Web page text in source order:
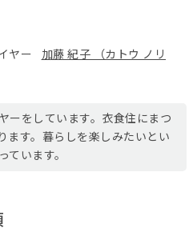
ヤー
加藤 紀子 （カトウ ノリ
ーをしています。衣食住にまつ
ます。暮らしを楽しみたいとい
ています。